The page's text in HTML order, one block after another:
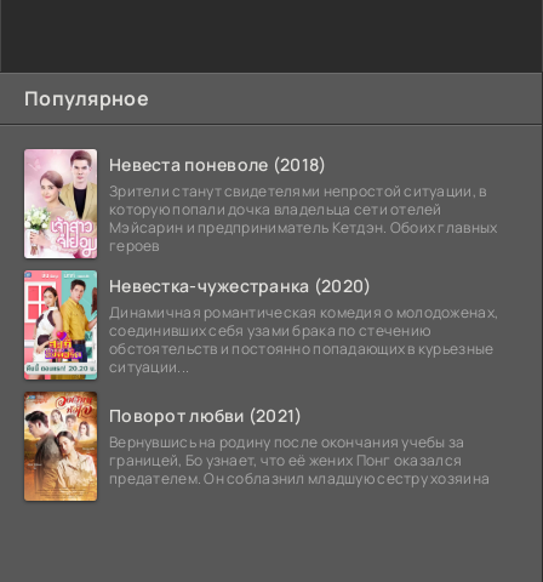
Популярное
Невеста поневоле (2018)
Зрители станут свидетелями непростой ситуации, в
которую попали дочка владельца сети отелей
Мэйсарин и предприниматель Кетдэн. Обоих главных
героев
Невестка-чужестранка (2020)
Динамичная романтическая комедия о молодоженах,
соединивших себя узами брака по стечению
обстоятельств и постоянно попадающих в курьезные
ситуации...
Поворот любви (2021)
Вернувшись на родину после окончания учебы за
границей, Бо узнает, что её жених Понг оказался
предателем. Он соблазнил младшую сестру хозяина